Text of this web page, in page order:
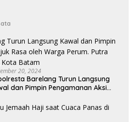
20, 2024
Barelang Turun Langsung
dan Pimpin Pengamanan Aksi
Tanjung Uncang Kota Batam